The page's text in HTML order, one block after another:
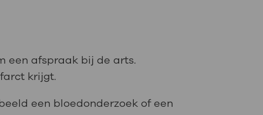
een afspraak bij de arts.
krijgt.
een bloedonderzoek of een